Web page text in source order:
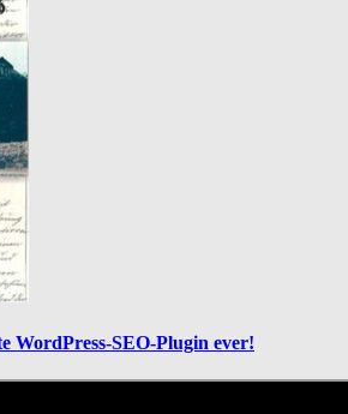
WordPress-SEO-Plugin ever!